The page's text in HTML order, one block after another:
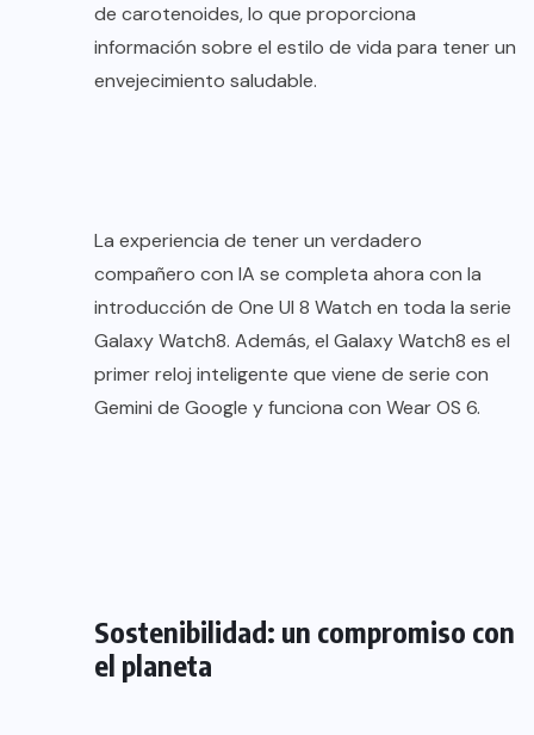
de carotenoides, lo que proporciona
información sobre el estilo de vida para tener un
envejecimiento saludable.
La experiencia de tener un verdadero
compañero con IA se completa ahora con la
introducción de One UI 8 Watch en toda la serie
Galaxy Watch8. Además, el Galaxy Watch8 es el
primer reloj inteligente que viene de serie con
Gemini de Google y funciona con Wear OS 6.
Sostenibilidad: un compromiso con
el planeta